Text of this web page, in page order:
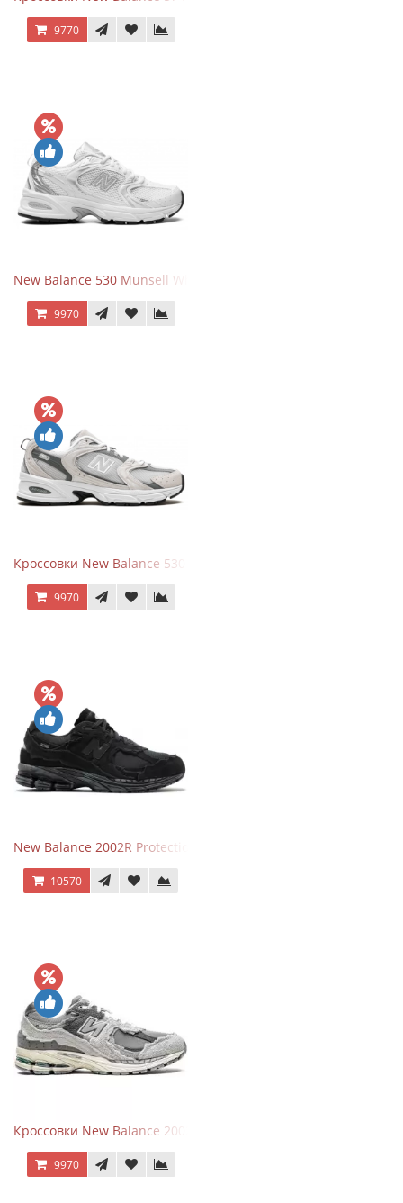
9770
New Balance 530 Munsell White Silver
9970
Кроссовки New Balance 530 Grey Matter Harbor Grey
9970
New Balance 2002R Protection Phantom Black
10570
Кроссовки New Balance 2002R Protection Pack Grey
9970